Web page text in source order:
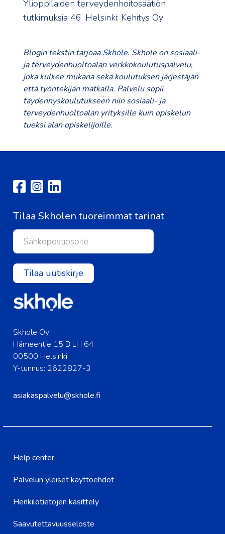
Ylioppilaiden terveydenhoitosäätiön
tutkimuksia 46. Helsinki: Kehitys Oy
Blogin tekstin tarjoaaSkhole. Skhole on sosiaali-
ja terveydenhuoltoalan verkkokoulutuspalvelu,
joka kulkee mukana sekä koulutuksen järjestäjän
että työntekijän matkalla. Palvelu sopii
täydennyskoulutukseen niin sosiaali- ja
terveydenhuoltoalan yrityksille kuin opiskelun
tueksi alan opiskelijoille.
Skhole Oy
Hämeentie 15 B LH 64
00500 Helsinki
Y-tunnus: 2622827-3
asiakaspalvelu@skhole.fi
Tilaa Skholen tuoreimmat tarinat
Tilaa uutiskirje
Help center
Palvelun yleiset käyttöehdot
Henkilötietojen käsittely
Saavutettavuusseloste